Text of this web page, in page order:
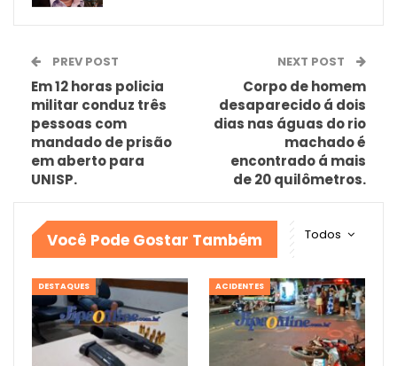
PREV POST
Em 12 horas policia
militar conduz três
pessoas com
mandado de prisão
em aberto para
UNISP.
NEXT POST
Corpo de homem
desaparecido á dois
dias nas águas do rio
machado é
encontrado á mais
de 20 quilômetros.
Todos
Você Pode Gostar Também
DESTAQUES ACIDENTES